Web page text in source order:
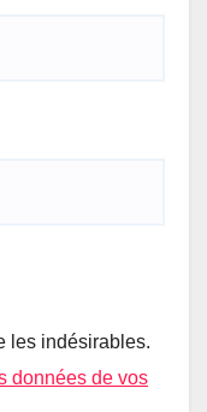
les indésirables.
données de vos